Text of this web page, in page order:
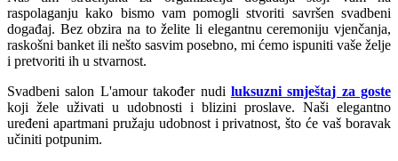
raspolaganju kako bismo vam pomogli stvoriti savršen svadbeni
događaj. Bez obzira na to želite li elegantnu ceremoniju vjenčanja,
raskošni banket ili nešto sasvim posebno, mi ćemo ispuniti vaše želje
i pretvoriti ih u stvarnost.
Svadbeni salon L'amour također nudi luksuzni smještaj za goste
koji žele uživati u udobnosti i blizini proslave. Naši elegantno
uređeni apartmani pružaju udobnost i privatnost, što će vaš boravak
učiniti potpunim.